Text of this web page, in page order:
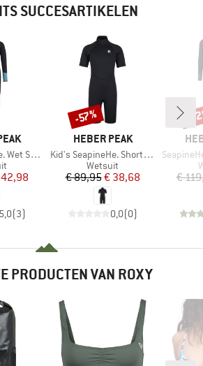
SUCCESARTIKELEN
Suit 3mm
prijs
(3)
MERK
HEBER PEAK
Artikel
Kid's SeapineHe. Short Wet Suit 3mm
Productgroep
Wetsuit
Prijs
€ 89,95Verlaagde prijs
€ 38,68
0,0(0)
Korting
-57%
Artikel
€
-
PRODUCTEN VAN ROXY